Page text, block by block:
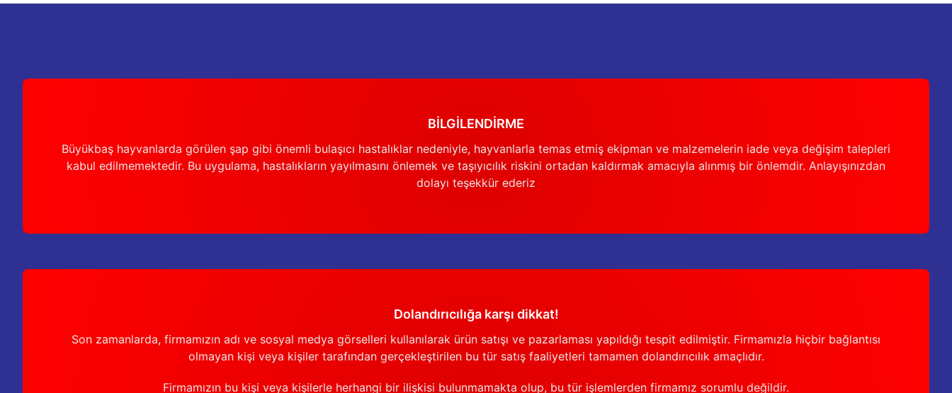
BİLGİLENDİRME
Büyükbaş hayvanlarda görülen şap gibi önemli bulaşıcı hastalıklar nedeniyle, hayvanlarla temas etmiş ekipman ve malzemelerin iade veya değişim talepleri
kabul edilmemektedir. Bu uygulama, hastalıkların yayılmasını önlemek ve taşıyıcılık riskini ortadan kaldırmak amacıyla alınmış bir önlemdir. Anlayışınızdan
dolayı teşekkür ederiz
Dolandırıcılığa karşı dikkat!
Son zamanlarda, firmamızın adı ve sosyal medya görselleri kullanılarak ürün satışı ve pazarlaması yapıldığı tespit edilmiştir. Firmamızla hiçbir bağlantısı
olmayan kişi veya kişiler tarafından gerçekleştirilen bu tür satış faaliyetleri tamamen dolandırıcılık amaçlıdır.
Firmamızın bu kişi veya kişilerle herhangi bir ilişkisi bulunmamakta olup, bu tür işlemlerden firmamız sorumlu değildir.